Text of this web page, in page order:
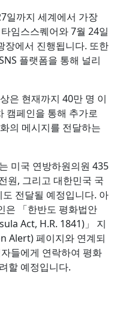
일까지 세계에서 가장
임스스퀘어와 7월 24일
장에서 진행됩니다. 또한
플랫폼을 통해 널리
은 현재까지 40만 명 이
캠페인을 통해 추가로
의 메시지를 전달하는
미국 연방하원의원 435
원, 그리고 대한민국 국
전달될 예정입니다. 아
은 「한반도 평화법안
Act, H.R. 1841)」 지
Alert) 페이지와 연계되
들에게 연락하여 평화
할 예정입니다.